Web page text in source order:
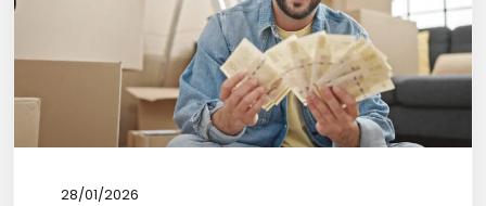
28/01/2026